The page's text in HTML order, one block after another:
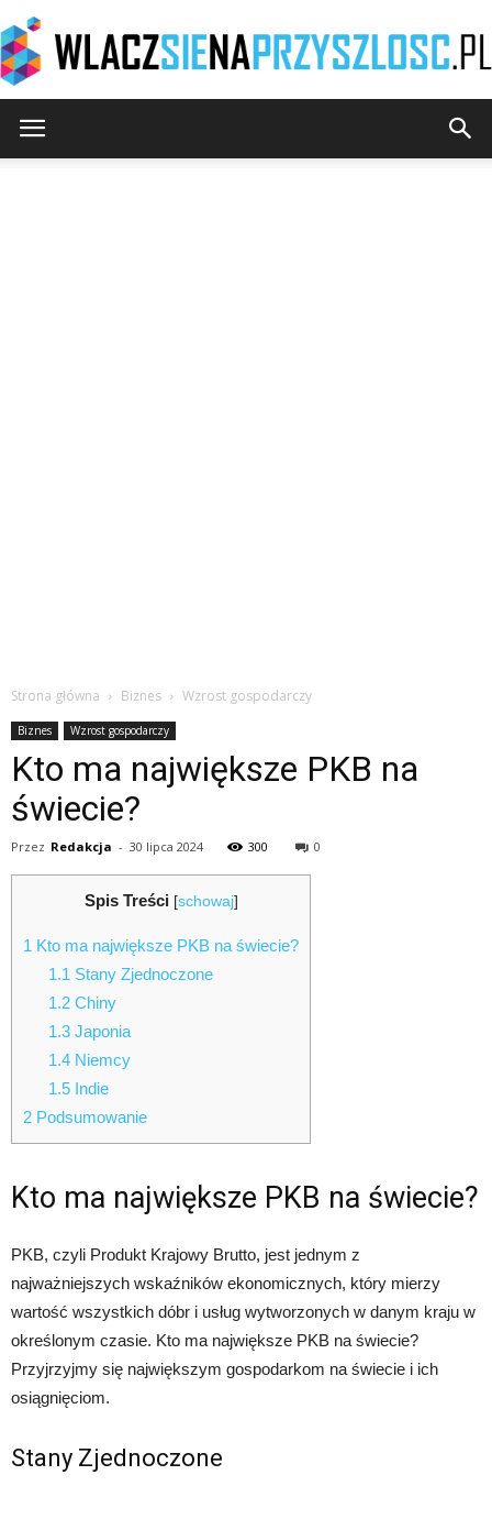
Strona główna Biznes Wzrost gospodarczy
Biznes Wzrost gospodarczy
Kto ma największe PKB na
świecie?
Przez Redakcja - 30 lipca 2024 300 0
Spis Treści [schowaj]
1 Kto ma największe PKB na świecie?
1.1 Stany Zjednoczone
1.2Chiny
1.3Japonia
1.4Niemcy
1.5Indie
2 Podsumowanie
Kto ma największe PKB na świecie?
PKB, czyli Produkt Krajowy Brutto, jest jednym z
najważniejszych wskaźników ekonomicznych, który mierzy
wartość wszystkich dóbr i usług wytworzonych w danym kraju w
określonym czasie. Kto ma największe PKB na świecie?
Przyjrzyjmy się największym gospodarkom na świecie i ich
osiągnięciom.
Stany Zjednoczone